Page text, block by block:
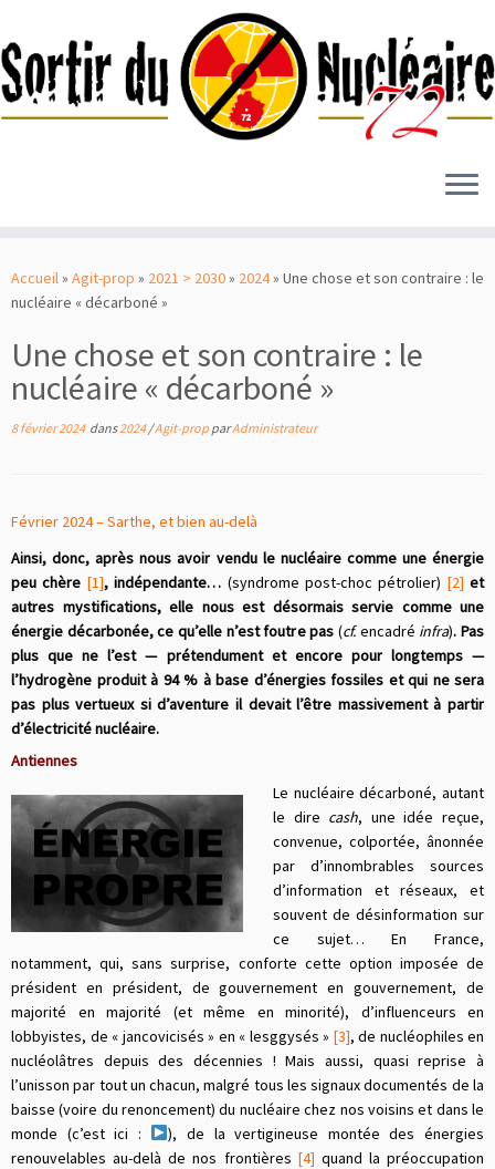
au
contenu
Accueil» Agit-prop » 2021 > 2030» 2024» Une chose et son contraire : le
nucléaire « décarboné »
Une chose et son contraire : le
nucléaire « décarboné »
8 février 2024dans2024/Agit-prop parAdministrateur
Février 2024 – Sarthe, et bien au-delà
Ainsi, donc, après nous avoir vendu le nucléaire comme une énergie
peu chère [1], indépendante… (syndrome post-choc pétrolier) [2] et
autres mystifications, elle nous est désormais servie comme une
énergie décarbonée, ce qu’elle n’est foutre pas (cf.encadré infra). Pas
plus que ne l’est — prétendument et encore pour longtemps —
l’hydrogène produit à 94 % à base d’énergies fossiles et qui ne sera
pas plus vertueux si d’aventure il devait l’être massivement à partir
d’électricité nucléaire.
Antiennes
Le nucléaire décarboné, autant
le dire cash, une idée reçue,
convenue, colportée, ânonnée
par d’innombrables sources
d’information et réseaux, et
souvent de désinformation sur
ce sujet… En France,
notamment, qui, sans surprise, conforte cette option imposée de
président en président, de gouvernement en gouvernement, de
majorité en majorité (et même en minorité), d’influenceurs en
lobbyistes, de « jancovicisés » en « lesggysés » [3], de nucléophiles en
nucléolâtres depuis des décennies ! Mais aussi, quasi reprise à
l’unisson par tout un chacun, malgré tous les signaux documentés de la
baisse (voire du renoncement) du nucléaire chez nos voisins et dans le
monde (c’est ici :
), de la vertigineuse montée des énergies
renouvelables au-delà de nos frontières [4] quand la préoccupation